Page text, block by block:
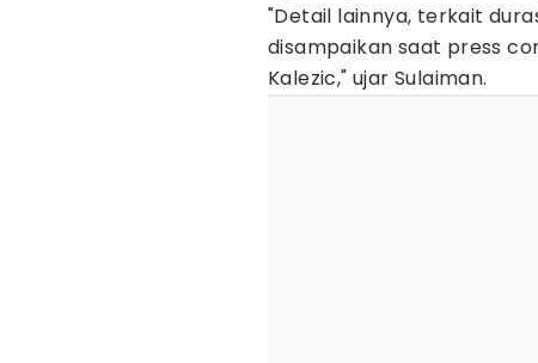
"Detail lainnya, terkait
disampaikan saat press
Kalezic," ujar Sulaiman.